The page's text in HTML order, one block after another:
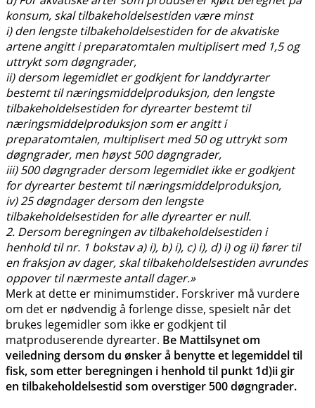
konsum, skal tilbakeholdelsestiden være minst
i) den lengste tilbakeholdelsestiden for de akvatiske
artene angitt i preparatomtalen multiplisert med 1,5 og
uttrykt som døgngrader,
ii) dersom legemidlet er godkjent for landdyrarter
bestemt til næringsmiddelproduksjon, den lengste
tilbakeholdelsestiden for dyrearter bestemt til
næringsmiddelproduksjon som er angitt i
preparatomtalen, multiplisert med 50 og uttrykt som
døgngrader, men høyst 500 døgngrader,
iii) 500 døgngrader dersom legemidlet ikke er godkjent
for dyrearter bestemt til næringsmiddelproduksjon,
iv) 25 døgndager dersom den lengste
tilbakeholdelsestiden for alle dyrearter er null.
2. Dersom beregningen av tilbakeholdelsestiden i
henhold til nr. 1 bokstav a) i), b) i), c) i), d) i) og ii) fører til
en fraksjon av dager, skal tilbakeholdelsestiden avrundes
oppover til nærmeste antall dager.»
Merk at dette er minimumstider. Forskriver må vurdere
om det er nødvendig å forlenge disse, spesielt når det
brukes legemidler som ikke er godkjent til
matproduserende dyrearter. Be Mattilsynet om
veiledning dersom du ønsker å benytte et legemiddel til
fisk, som etter beregningen i henhold til punkt 1d)ii gir
en tilbakeholdelsestid som overstiger 500 døgngrader.